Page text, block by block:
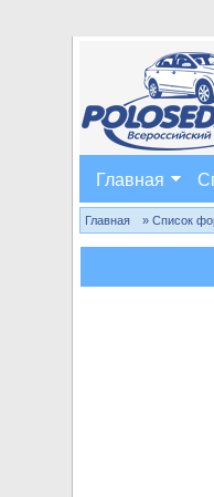
Главная
Главная » Список